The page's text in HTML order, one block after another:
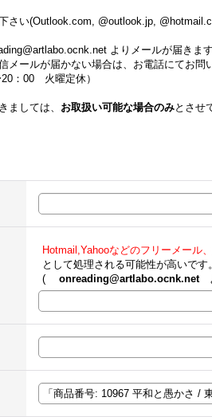
さい(Outlook.com, @outlook.jp,
よりメールが届き
ールが届かない場合は、お電話にてお問
：00 火曜定休）
ましては、 お取扱い可能な場合のみとさせ
Hotmail,Yahooなどのフリーメール
として処理される可能性が高いです
( onreading@artlabo.ocnk.netよ